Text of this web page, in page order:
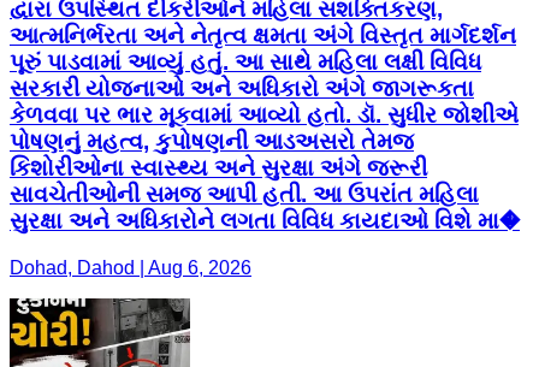
દ્વારા ઉપસ્થિત દીકરીઓને મહિલા સશક્તિકરણ,
આત્મનિર્ભરતા અને નેતૃત્વ ક્ષમતા અંગે વિસ્તૃત માર્ગદર્શન
પૂરું પાડવામાં આવ્યું હતું. આ સાથે મહિલા લક્ષી વિવિધ
સરકારી યોજનાઓ અને અધિકારો અંગે જાગરૂકતા
કેળવવા પર ભાર મૂકવામાં આવ્યો હતો. ડૉ. સુધીર જોશીએ
પોષણનું મહત્વ, કુપોષણની આડઅસરો તેમજ
કિશોરીઓના સ્વાસ્થ્ય અને સુરક્ષા અંગે જરૂરી
સાવચેતીઓની સમજ આપી હતી. આ ઉપરાંત મહિલા
સુરક્ષા અને અધિકારોને લગતા વિવિધ કાયદાઓ વિશે મા�
Dohad, Dahod | Aug 6, 2026